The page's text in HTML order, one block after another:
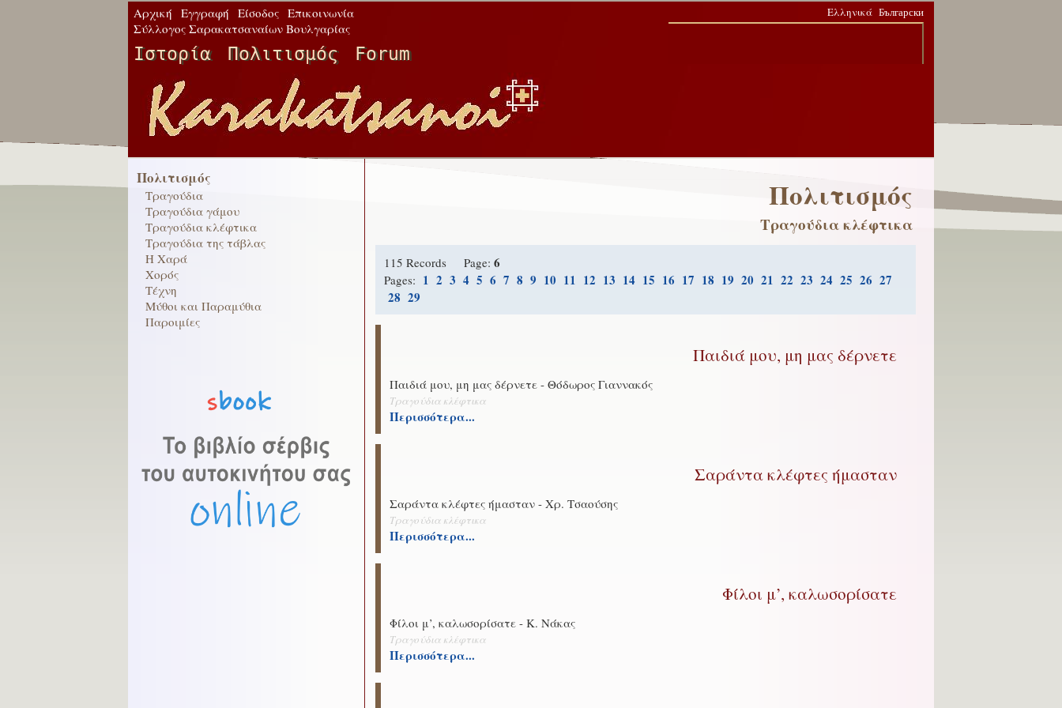
Ελληνικά Български
Αρχική Εγγραφή Είσοδος Επικοινωνία
Σύλλογος Σαρακατσαναίων Βουλγαρίας
Ιστορία Πολιτισμός Forum
Πολιτισμός
Τραγούδια
Τραγούδια γάμου
Τραγούδια κλέφτικα
Τραγούδια της τάβλας
Η Χαρά
Χορός
Τέχνη
Μύθοι και Παραμύθια
Παροιμίες
Πολιτισμός
Τραγούδια κλέφτικα
115 Records Page: 6
Pages: 1 2 3 4 5 6 7 8 9 10 11 12 13 14 15 16 17 18 19 20 21 22 23 24 25 26 27
28 29
Παιδιά μου, μη μας δέρνετε
Παιδιά μου, μη μας δέρνετε - Θόδωρος Γιαννακός
Τραγούδια κλέφτικα
Περισσότερα...
Σαράντα κλέφτες ήμασταν
Σαράντα κλέφτες ήμασταν - Χρ. Τσαούσης
Τραγούδια κλέφτικα
Περισσότερα...
Φίλοι μ’, καλωσορίσατε
Φίλοι μ’, καλωσορίσατε - Κ. Νάκας
Τραγούδια κλέφτικα
Περισσότερα...